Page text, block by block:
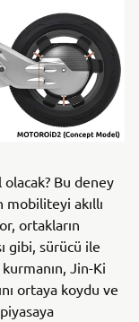
Bu deney
akıllı
ortakların
gibi, sürücü ile
Jin-Ki
ortaya koydu ve